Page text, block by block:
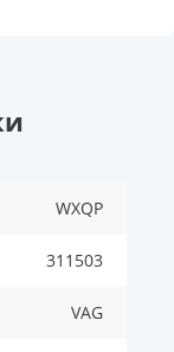
WXQP
311503
VAG